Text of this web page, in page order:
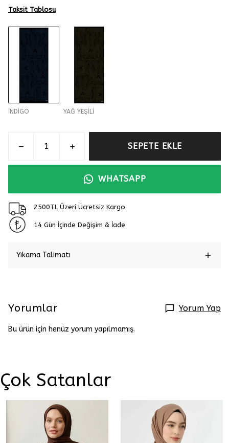
Taksit Tablosu
İNDİGO YAĞ YEŞİLİ
SEPETE EKLE
WHATSAPP
2500TL Üzeri Ücretsiz Kargo
14 Gün İçinde Değişim & İade
Yıkama Talimatı
Yorumlar Yorum Yap
Bu ürün için henüz yorum yapılmamış.
Çok Satanlar